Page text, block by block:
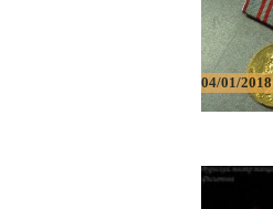
04/01/2018